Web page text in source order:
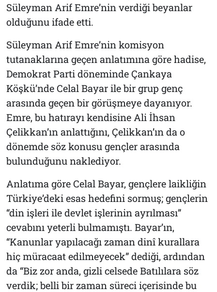
Süleyman Arif Emre’nin verdiği beyanlar
olduğunu ifade etti.
Süleyman Arif Emre’nin komisyon
tutanaklarına geçen anlatımına göre hadise,
Demokrat Parti döneminde Çankaya
Köşkü’nde Celal Bayar ile bir grup genç
arasında geçen bir görüşmeye dayanıyor.
Emre, bu hatırayı kendisine Ali İhsan
Çelikkan’ın anlattığını, Çelikkan’ın da o
dönemde söz konusu gençler arasında
bulunduğunu naklediyor.
Anlatıma göre Celal Bayar, gençlere laikliğin
Türkiye’deki esas hedefini sormuş; gençlerin
“din işleri ile devlet işlerinin ayrılması”
cevabını yeterli bulmamıştı. Bayar’ın,
“Kanunlar yapılacağı zaman dinî kurallara
hiç müracaat edilmeyecek” dediği, ardından
da “Biz zor anda, gizli celsede Batılılara söz
verdik; belli bir zaman süreci içerisinde bu